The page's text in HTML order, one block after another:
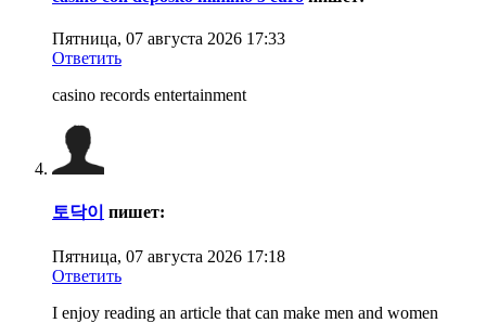
Пятница, 07 августа 2026 17:33
Ответить
casino records entertainment
토닥이 пишет:
Пятница, 07 августа 2026 17:18
Ответить
I enjoy reading an article that can make men and women